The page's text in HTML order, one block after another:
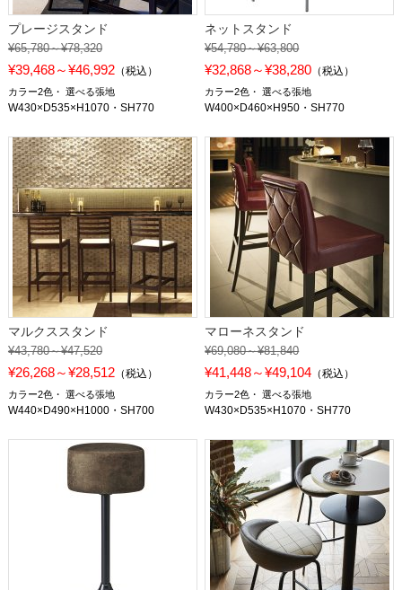
プレージスタンド
¥65,780～¥78,320
¥39,468～¥46,992（税込）
カラー2色 選べる張地
W430×D535×H1070・SH770
ネットスタンド
¥54,780～¥63,800
¥32,868～¥38,280 （税込）
カラー2色 選べる張地
W400×D460×H950・SH770
マルクススタンド
¥43,780～¥47,520
¥26,268～¥28,512（税込）
カラー2色 選べる張地
W440×D490×H1000・SH700
マローネスタンド
¥69,080～¥81,840
¥41,448～¥49,104 （税込）
カラー2色 選べる張地
W430×D535×H1070・SH770